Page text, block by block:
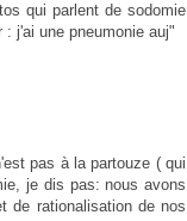
qui parlent de sodomie
j'ai une pneumonie auj"
pas à la partouze ( qui
je dis pas: nous avons
de rationalisation de nos